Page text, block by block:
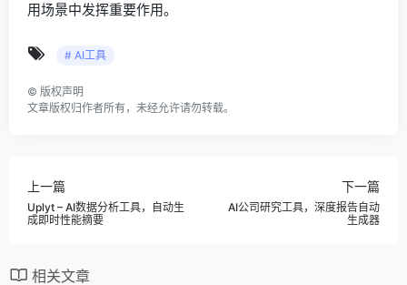
用场景中发挥重要作用。
# AI工具
© 版权声明
文章版权归作者所有，未经允许请勿转载。
上一篇
Uplyt – AI数据分析工具，自动生
成即时性能摘要
下一篇
AI公司研究工具，深度报告自动
生成器
相关文章